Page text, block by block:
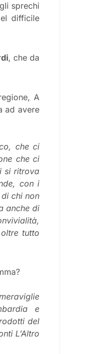
sprechi
difficile
, che da
A
ad avere
che ci
che ci
si ritrova
con i
chi non
anche di
tutto
e
del
L’Altro